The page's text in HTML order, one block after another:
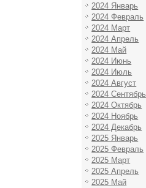
2024 Январь
2024 Февраль
2024 Март
2024 Апрель
2024 Май
2024 Июнь
2024 Июль
2024 Август
2024 Сентябрь
2024 Октябрь
2024 Ноябрь
2024 Декабрь
2025 Январь
2025 Февраль
2025 Март
2025 Апрель
2025 Май